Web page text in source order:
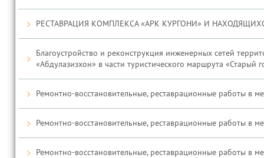
РЕСТАВРАЦИЯ КОМПЛЕКСА «АРК КУРГОНИ» И
Благоустройство и реконструкция инженерных сетей
«Абдулазизхон» в части туристического маршрута «Старый
Ремонтно-восстановительные, реставрационные работы в
Ремонтно-восстановительные, реставрационные работы в
Ремонтно-восстановительные, реставрационные работы в